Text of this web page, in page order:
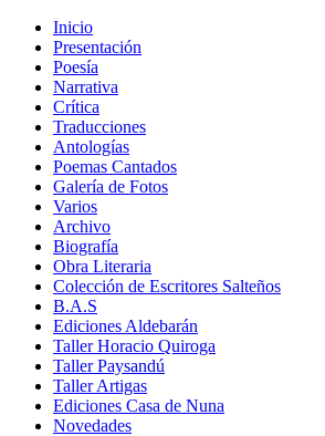
Inicio
Presentación
Poesía
Narrativa
Crítica
Traducciones
Antologías
Poemas Cantados
Galería de Fotos
Varios
Archivo
Biografía
Obra Literaria
Colección de Escritores Salteños
B.A.S
Ediciones Aldebarán
Taller Horacio Quiroga
Taller Paysandú
Taller Artigas
Ediciones Casa de Nuna
Novedades